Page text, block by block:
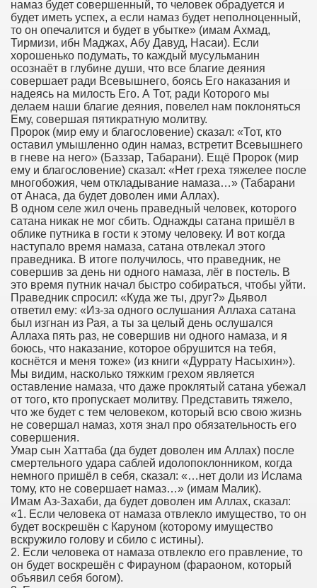
намаз будет совершенный, то человек обрадуется и
будет иметь успех, а если намаз будет неполноценный,
то он опечалится и будет в убытке» (имам Ахмад,
Тирмизи, ибн Маджах, Абу Давуд, Насаи). Если
хорошенько подумать, то каждый мусульманин
осознаёт в глубине души, что все благие деяния
совершает ради Всевышнего, боясь Его наказания и
надеясь на милость Его. А Тот, ради Которого мы
делаем наши благие деяния, повелел нам поклоняться
Ему, совершая пятикратную молитву.
Пророк (мир ему и благословение) сказал: «Тот, кто
оставил умышленно один намаз, встретит Всевышнего
в гневе на него» (Баззар, Табарани). Ещё Пророк (мир
ему и благословение) сказал: «Нет греха тяжелее после
многобожия, чем откладывание намаза…» (Табарани
от Анаса, да будет доволен ими Аллах).
В одном селе жил очень праведный человек, которого
сатана никак не мог сбить. Однажды сатана пришёл в
облике путника в гости к этому человеку. И вот когда
наступало время намаза, сатана отвлекал этого
праведника. В итоге получилось, что праведник, не
совершив за день ни одного намаза, лёг в постель. В
это время путник начал быстро собираться, чтобы уйти.
Праведник спросил: «Куда же ты, друг?» Дьявол
ответил ему: «Из-за одного ослушания Аллаха сатана
был изгнан из Рая, а ты за целый день ослушался
Аллаха пять раз, не совершив ни одного намаза, и я
боюсь, что наказание, которое обрушится на тебя,
коснётся и меня тоже» (из книги «Дуррату Насыхин»).
Мы видим, насколько тяжким грехом является
оставление намаза, что даже проклятый сатана убежал
от того, кто пропускает молитву. Представить тяжело,
что же будет с тем человеком, который всю свою жизнь
не совершал намаз, хотя знал про обязательность его
совершения.
Умар сын Хаттаба (да будет доволен им Аллах) после
смертельного удара саблей идолопоклонником, когда
немного пришёл в себя, сказал: «…нет доли из Ислама
тому, кто не совершает намаз…» (имам Малик).
Имам Аз-Захаби, да будет доволен им Аллах, сказал:
«1. Если человека от намаза отвлекло имущество, то он
будет воскрешён с Каруном (которому имущество
вскружило голову и сбило с истины).
2. Если человека от намаза отвлекло его правление, то
он будет воскрешён с Фирауном (фараоном, который
объявил себя богом).